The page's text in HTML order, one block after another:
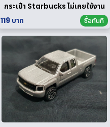
กระเป๋า Starbucks ไม่เคยใช้งาน
119 บาท
ซื้อทันที